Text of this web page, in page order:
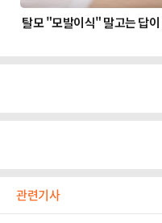
관련기사